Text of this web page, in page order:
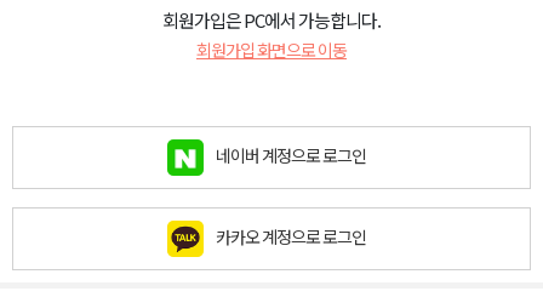
회원가입은 PC에서 가능합니다.
회원가입 화면으로 이동
네이버 계정으로 로그인
카카오 계정으로 로그인